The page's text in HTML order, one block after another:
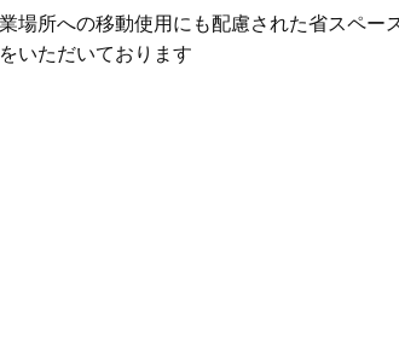
場所への移動使用にも配慮された省スペー
いただいております